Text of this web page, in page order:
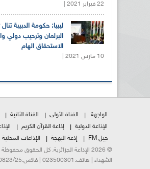
22 فبراير 2021 |
ليبيا: حكومة الدبيبة
البرلمان وترحيب دولي
الاستحقاق الهام
10 مارس 2021 |
الواجهة القناة الأولى القناة الثانية
الإذاعة الدولية
إذاعة القرآن الكريم
جيل FM
إذعة البهجة
الإذاعات المحلية
الشهداء | هاتف:023500301 | فاكس:021230823/25